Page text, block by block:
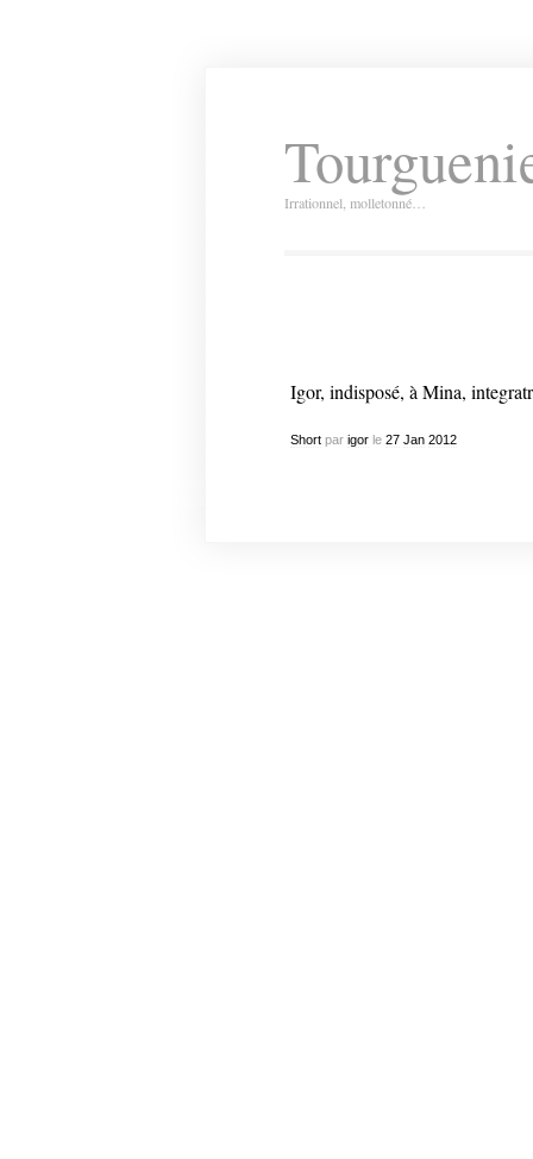
Irrationnel, molletonné…
Igor, indisposé, à Mina,
Shortpar igorle 27 Jan 2012